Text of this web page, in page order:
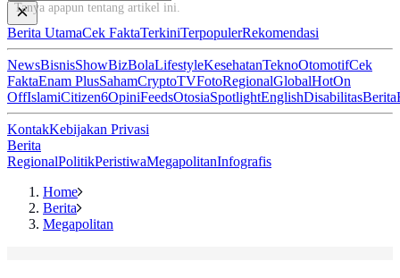
Tanya apapun tentang artikel ini...
Berita UtamaCek FaktaTerkiniTerpopulerRekomendasi
NewsBisnisShowBizBolaLifestyleKesehatanTeknoOtomotifCek
FaktaEnam PlusSahamCryptoTVFotoRegionalGlobalHotOn
OffIslamiCitizen6OpiniFeedsOtosiaSpotlightEnglishDisabilitasBerita
KontakKebijakan Privasi
Berita
RegionalPolitikPeristiwaMegapolitanInfografis
Home
Berita
Megapolitan